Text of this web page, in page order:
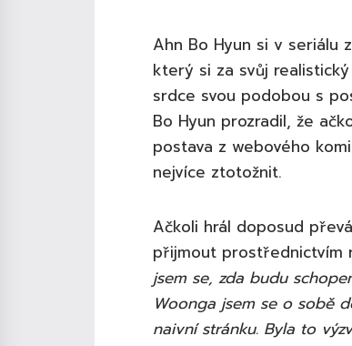
Ahn Bo Hyun si v seriálu
který si za svůj
srdce svou podobou s
Bo Hyun prozradil, že
postava z webového
nejvíce ztotožnit.
Ačkoli hrál doposud
přijmout prostřednictvím
jsem se, zda budu
Woonga jsem se o sobě
naivní stránku. Byla to